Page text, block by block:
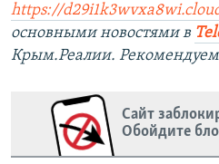
https://
основными новостями в
Крым.Реалии.
Сайт
Обойдите